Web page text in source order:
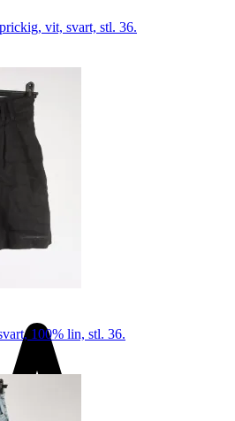
vit, svart, stl. 36.
100% lin, stl. 36.